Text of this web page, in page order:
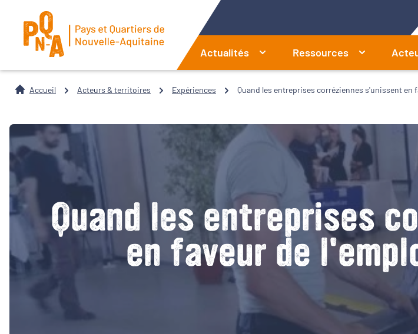
Actualités Ressources
Accueil Acteurs & territoires Expériences Quand les entreprises corréziennes s'unissent en
Quand les entreprises
en faveur de